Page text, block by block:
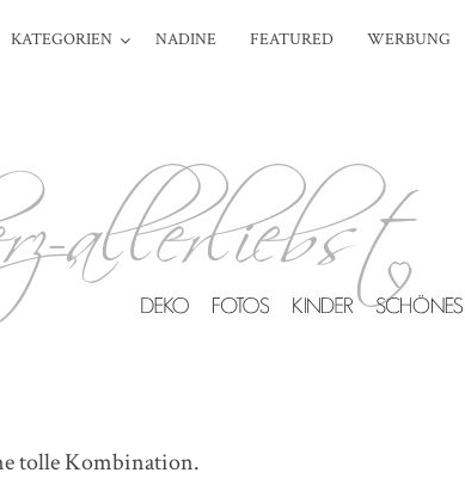
KATEGORIEN NADINE FEATURED WERBUNG
tolle Kombination.